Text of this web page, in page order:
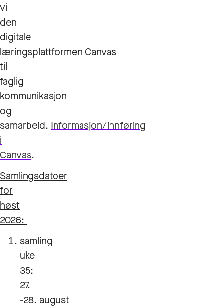
vi
den
digitale
læringsplattformen Canvas
til
faglig
kommunikasjon
og
samarbeid. Informasjon/innføring
i
Canvas.
Samlingsdatoer
for
høst
2026:
samling
uke
35:
27.
-28. august